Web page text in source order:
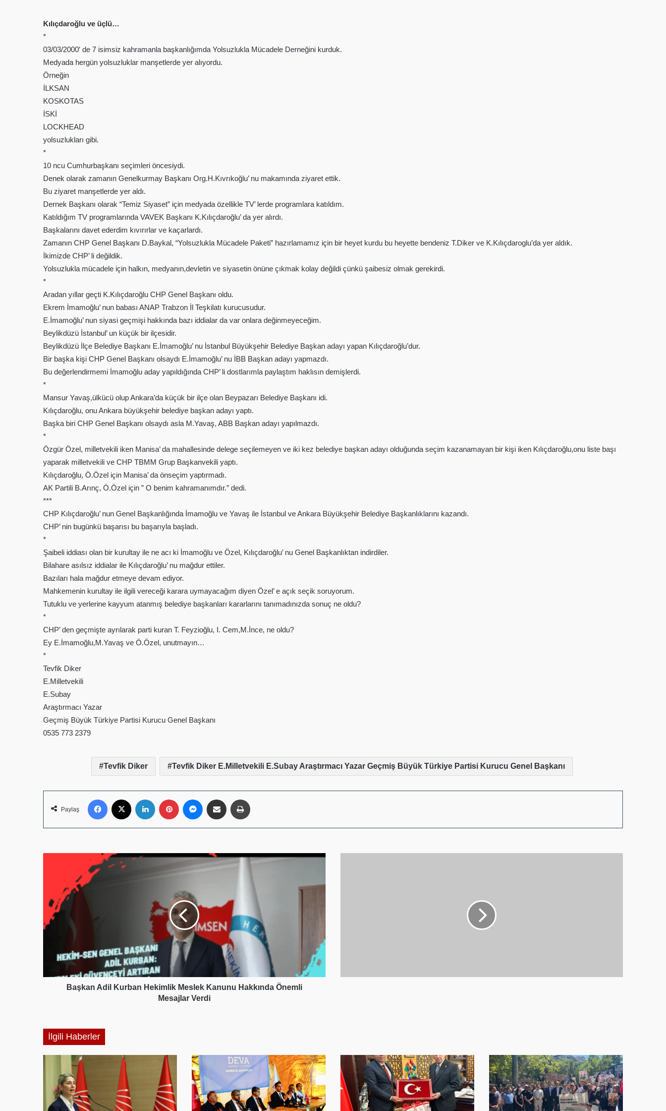
Kılıçdaroğlu ve üçlü…
*
03/03/2000′ de 7 isimsiz kahramanla başkanlığımda Yolsuzlukla Mücadele Derneğini kurduk.
Medyada hergün yolsuzluklar manşetlerde yer alıyordu.
Örneğin
İLKSAN
KOSKOTAS
İSKİ
LOCKHEAD
yolsuzlukları gibi.
*
10 ncu Cumhurbaşkanı seçimleri öncesiydi.
Denek olarak zamanın Genelkurmay Başkanı Org.H.Kıvrıkoğlu’ nu makamında ziyaret ettik.
Bu ziyaret manşetlerde yer aldı.
Dernek Başkanı olarak “Temiz Siyaset” için medyada özellikle TV’ lerde programlara katıldım.
Katıldığım TV programlarında VAVEK Başkanı K.Kılıçdaroğlu’ da yer alırdı.
Başkalarını davet ederdim kıvırırlar ve kaçarlardı.
Zamanın CHP Genel Başkanı D.Baykal, “Yolsuzlukla Mücadele Paketi” hazırlamamız için bir heyet kurdu bu heyette bendeniz T.Diker ve K.Kılıçdaroglu’da yer aldık.
İkimizde CHP’ li değildik.
Yolsuzlukla mücadele için halkın, medyanın,devletin ve siyasetin önüne çıkmak kolay değildi çünkü şaibesiz olmak gerekirdi.
*
Aradan yıllar geçti K.Kılıçdaroğlu CHP Genel Başkanı oldu.
Ekrem İmamoğlu’ nun babası ANAP Trabzon İl Teşkilatı kurucusudur.
E.İmamoğlu’ nun siyasi geçmişi hakkında bazı iddialar da var onlara değinmeyeceğim.
Beylikdüzü İstanbul’ un küçük bir ilçesidir.
Beylikdüzü İlçe Belediye Başkanı E.İmamoğlu’ nu İstanbul Büyükşehir Belediye Başkan adayı yapan Kılıçdaroğlu’dur.
Bir başka kişi CHP Genel Başkanı olsaydı E.İmamoğlu’ nu İBB Başkan adayı yapmazdı.
Bu değerlendirmemi İmamoğlu aday yapıldığında CHP’ li dostlarımla paylaştım haklısın demişlerdi.
*
Mansur Yavaş,ülkücü olup Ankara’da küçük bir ilçe olan Beypazarı Belediye Başkanı idi.
Kılıçdaroğlu, onu Ankara büyükşehir belediye başkan adayı yaptı.
Başka biri CHP Genel Başkanı olsaydı asla M.Yavaş, ABB Başkan adayı yapılmazdı.
*
Özgür Özel, milletvekili iken Manisa’ da mahallesinde delege seçilemeyen ve iki kez belediye başkan adayı olduğunda seçim kazanamayan bir kişi iken Kılıçdaroğlu,onu liste başı
yaparak milletvekili ve CHP TBMM Grup Başkanvekili yaptı.
Kılıçdaroğlu, Ö.Özel için Manisa’ da önseçim yaptırmadı.
AK Partili B.Arınç, Ö.Özel için ” O benim kahramanımdır.” dedi.
***
CHP Kılıçdaroğlu’ nun Genel Başkanlığında İmamoğlu ve Yavaş ile İstanbul ve Ankara Büyükşehir Belediye Başkanlıklarını kazandı.
CHP’ nin bugünkü başarısı bu başarıyla başladı.
*
Şaibeli iddiası olan bir kurultay ile ne acı ki İmamoğlu ve Özel, Kılıçdaroğlu’ nu Genel Başkanlıktan indirdiler.
Bilahare asılsız iddialar ile Kılıçdaroğlu’ nu mağdur ettiler.
Bazıları hala mağdur etmeye devam ediyor.
Mahkemenin kurultay ile ilgili vereceği karara uymayacağım diyen Özel’ e açık seçik soruyorum.
Tutuklu ve yerlerine kayyum atanmış belediye başkanları kararlarını tanımadınızda sonuç ne oldu?
*
CHP’ den geçmişte ayrılarak parti kuran T. Feyzioğlu, I. Cem,M.İnce, ne oldu?
Ey E.İmamoğlu,M.Yavaş ve Ö.Özel, unutmayın…
*
Tevfik Diker
E.Milletvekili
E.Subay
Araştırmacı Yazar
Geçmiş Büyük Türkiye Partisi Kurucu Genel Başkanı
0535 773 2379
Tevfik Diker Tevfik Diker E.Milletvekili E.Subay Araştırmacı Yazar Geçmiş Büyük Türkiye Partisi Kurucu Genel Başkanı
Paylaş
Facebook LinkedIn PinterestMessenger
E-Posta ile paylaş
Hekimlik
Meslek
Kanunu
Hakkında
Önemli
Başkan Adil Kurban Hekimlik Meslek Kanunu Hakkında Önemli
Mesajlar Verdi
İlgili Haberler